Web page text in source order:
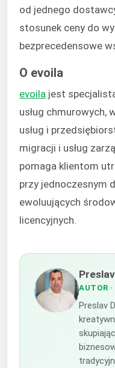
od jednego
stosunek ceny do
bezprecedensowe
O evoila
evoila jest
usług chmurowych,
usług i
migracji i usług
pomaga klientom
przy jednoczesnym
ewoluujących
licencyjnych.
AUTOR
Preslav